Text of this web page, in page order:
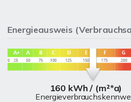
Energieausweis
160 kWh / (m²*a)